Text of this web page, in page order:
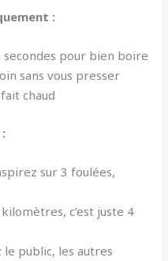
:
secondes pour bien boire
sans vous presser
chaud
sur 3 foulées,
kilomètres, c’est juste 4
le public, les autres